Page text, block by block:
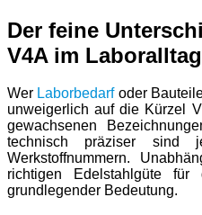
Der feine
V4A im Laboralltag
Wer Laborbedarfoder
unweigerlich auf die Kürzel
gewachsenen
technisch präziser sind
Werkstoffnummern.
richtigen Edelstahlgüte
grundlegender Bedeutung.